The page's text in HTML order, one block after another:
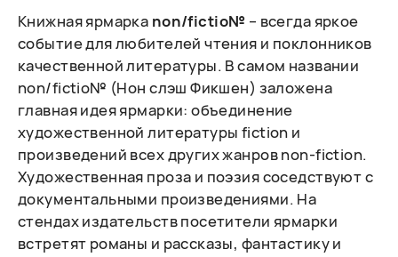
Книжная ярмарка non/fictio№ – всегда яркое
событие для любителей чтения и поклонников
качественной литературы. В самом названии
non/fictio№ (Нон слэш Фикшен) заложена
главная идея ярмарки: объединение
художественной литературы fiction и
произведений всех других жанров non-fiction.
Художественная проза и поэзия соседствуют с
документальными произведениями. На
стендах издательств посетители ярмарки
встретят романы и рассказы, фантастику и